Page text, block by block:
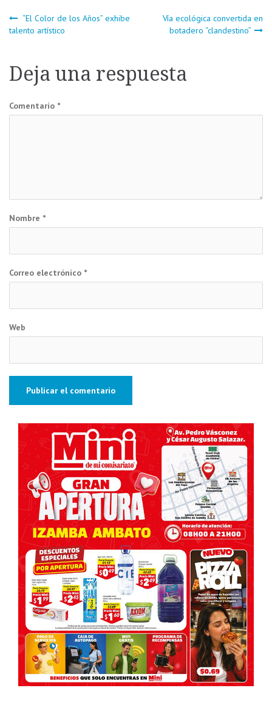
Navegación
entradas
“El Color de los Años” exhibe
talento artístico
Vía ecológica convertida en
botadero “clandestino”
Deja una respuesta
Comentario *
Nombre *
Correo electrónico *
Web